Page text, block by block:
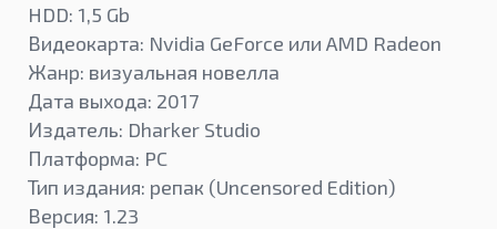
HDD: 1,5 Gb
Видеокарта: Nvidia GeForce или AMD Radeon
Жанр: визуальная новелла
Дата выхода: 2017
Издатель: Dharker Studio
Платформа: PC
Тип издания: репак (Uncensored Edition)
Версия: 1.23